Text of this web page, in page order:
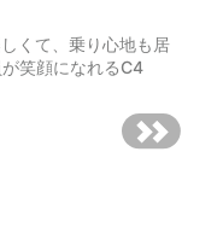
くて、乗り心地も居
笑顔になれるC4